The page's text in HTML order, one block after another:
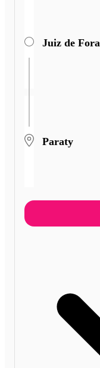
Juiz de Fora
Paraty